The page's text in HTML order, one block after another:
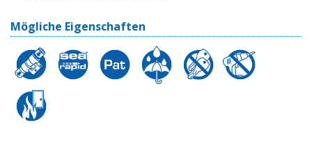
Mögliche Eigenschaften